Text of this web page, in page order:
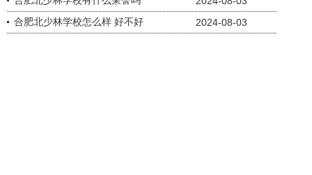
合肥北少林学校怎么样 好不好 2024-08-03